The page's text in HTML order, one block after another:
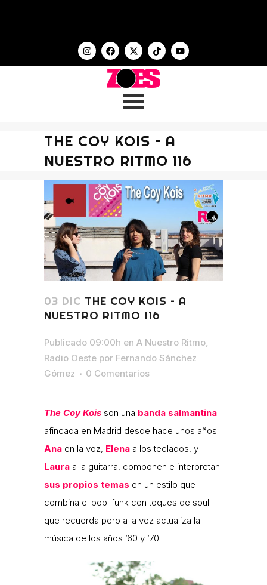
THE COY KOIS – A
NUESTRO RITMO 116
03 DIC THE COY KOIS – A
NUESTRO RITMO 116
Publicado 09:00h en A Nuestro Ritmo
Radio Oeste por Fernando Sánchez
Gómez
0 Comentarios
The Coy Kois son una banda salmantina
afincada en Madrid desde hace unos años.
Ana en la voz, Elena a los teclados, y
Laura a la guitarra, componen e interpretan
sus propios temas en un estilo que
combina el pop-funk con toques de soul
que recuerda pero a la vez actualiza la
música de los años ’60 y ’70.